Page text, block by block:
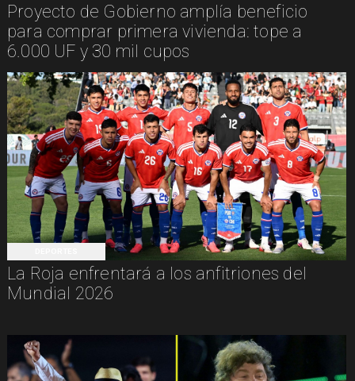
Proyecto de Gobierno amplía beneficio
para comprar primera vivienda: tope a
6.000 UF y 30 mil cupos
La Roja enfrentará a los anfitriones del
Mundial 2026